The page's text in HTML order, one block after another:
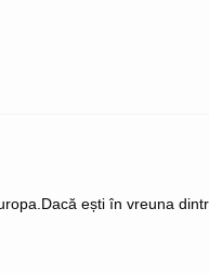
ești în vreuna